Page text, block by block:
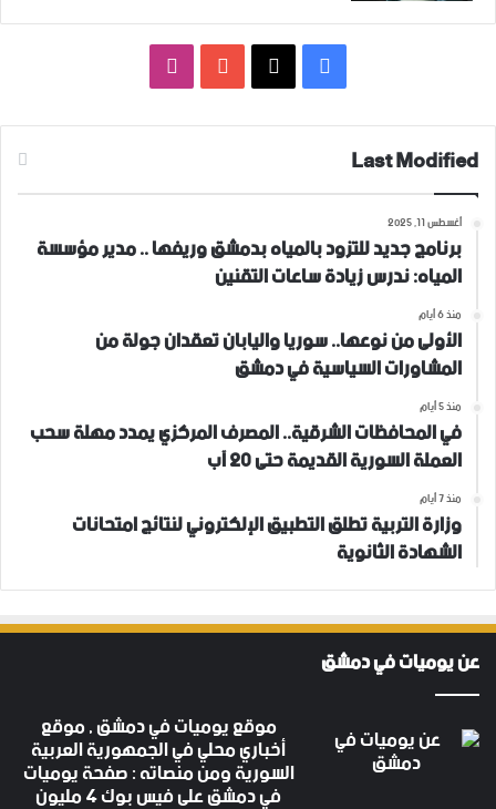
فيسبوك ‫YouTube
Last Modified
أغسطس 11, 2025
برنامج جديد للتزود بالمياه بدمشق وريفها .. مدير مؤسسة
المياه: ندرس زيادة ساعات التقنين
منذ 6 أيام
الأولى من نوعها.. سوريا واليابان تعقدان جولة من
المشاورات السياسية في دمشق
منذ 5 أيام
في المحافظات الشرقية.. المصرف المركزي يمدد مهلة سحب
العملة السورية القديمة حتى 20 آب
منذ 7 أيام
وزارة التربية تطلق التطبيق الإلكتروني لنتائج امتحانات
الشهادة الثانوية
عن يوميات في دمشق
موقع يوميات في دمشق , موقع
أخباري محلي في الجمهورية العربية
السورية ومن منصاته : صفحة يوميات
في دمشق على فيس بوك 4 مليون